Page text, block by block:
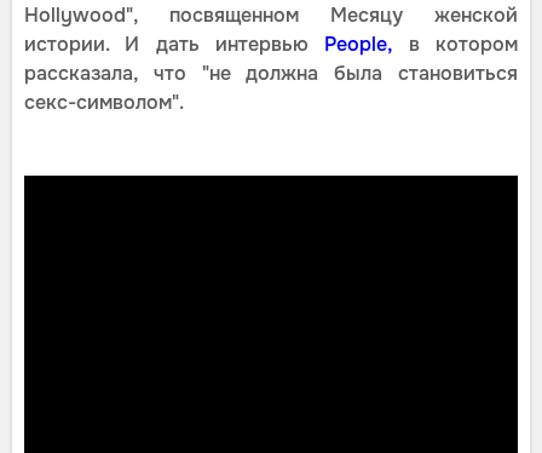
Hollywood", посвященном Месяцу женской
истории. И дать интервью People, в котором
рассказала, что "не должна была становиться
секс-символом".